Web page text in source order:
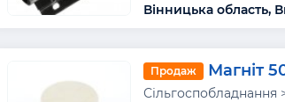
Вінницька область,
Продаж Магніт
Сільгоспобладнання